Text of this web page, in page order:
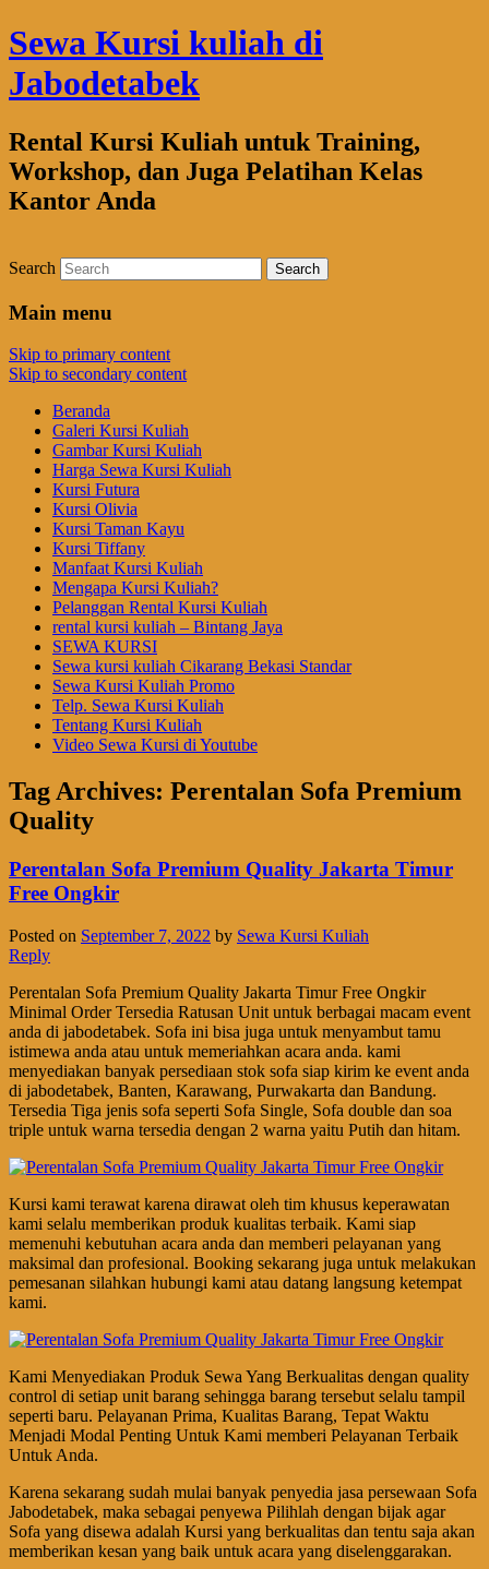
Sewa Kursi kuliah di
Jabodetabek
Rental Kursi Kuliah untuk Training,
Workshop, dan Juga Pelatihan Kelas
Kantor Anda
Search
Main menu
Skip to primary content
Skip to secondary content
Beranda
Galeri Kursi Kuliah
Gambar Kursi Kuliah
Harga Sewa Kursi Kuliah
Kursi Futura
Kursi Olivia
Kursi Taman Kayu
Kursi Tiffany
Manfaat Kursi Kuliah
Mengapa Kursi Kuliah?
Pelanggan Rental Kursi Kuliah
rental kursi kuliah – Bintang Jaya
SEWA KURSI
Sewa kursi kuliah Cikarang Bekasi Standar
Sewa Kursi Kuliah Promo
Telp. Sewa Kursi Kuliah
Tentang Kursi Kuliah
Video Sewa Kursi di Youtube
Tag Archives: Perentalan Sofa Premium
Quality
Perentalan Sofa Premium Quality Jakarta Timur
Free Ongkir
Posted on September 7, 2022 by Sewa Kursi Kuliah
Reply
Perentalan Sofa Premium Quality Jakarta Timur Free Ongkir
Minimal Order Tersedia Ratusan Unit untuk berbagai macam event
anda di jabodetabek. Sofa ini bisa juga untuk menyambut tamu
istimewa anda atau untuk memeriahkan acara anda. kami
menyediakan banyak persediaan stok sofa siap kirim ke event anda
di jabodetabek, Banten, Karawang, Purwakarta dan Bandung.
Tersedia Tiga jenis sofa seperti Sofa Single, Sofa double dan soa
triple untuk warna tersedia dengan 2 warna yaitu Putih dan hitam.
Kursi kami terawat karena dirawat oleh tim khusus keperawatan
kami selalu memberikan produk kualitas terbaik. Kami siap
memenuhi kebutuhan acara anda dan memberi pelayanan yang
maksimal dan profesional. Booking sekarang juga untuk melakukan
pemesanan silahkan hubungi kami atau datang langsung ketempat
kami.
Kami Menyediakan Produk Sewa Yang Berkualitas dengan quality
control di setiap unit barang sehingga barang tersebut selalu tampil
seperti baru. Pelayanan Prima, Kualitas Barang, Tepat Waktu
Menjadi Modal Penting Untuk Kami memberi Pelayanan Terbaik
Untuk Anda.
Karena sekarang sudah mulai banyak penyedia jasa persewaan Sofa
Jabodetabek, maka sebagai penyewa Pilihlah dengan bijak agar
Sofa yang disewa adalah Kursi yang berkualitas dan tentu saja akan
memberikan kesan yang baik untuk acara yang diselenggarakan.